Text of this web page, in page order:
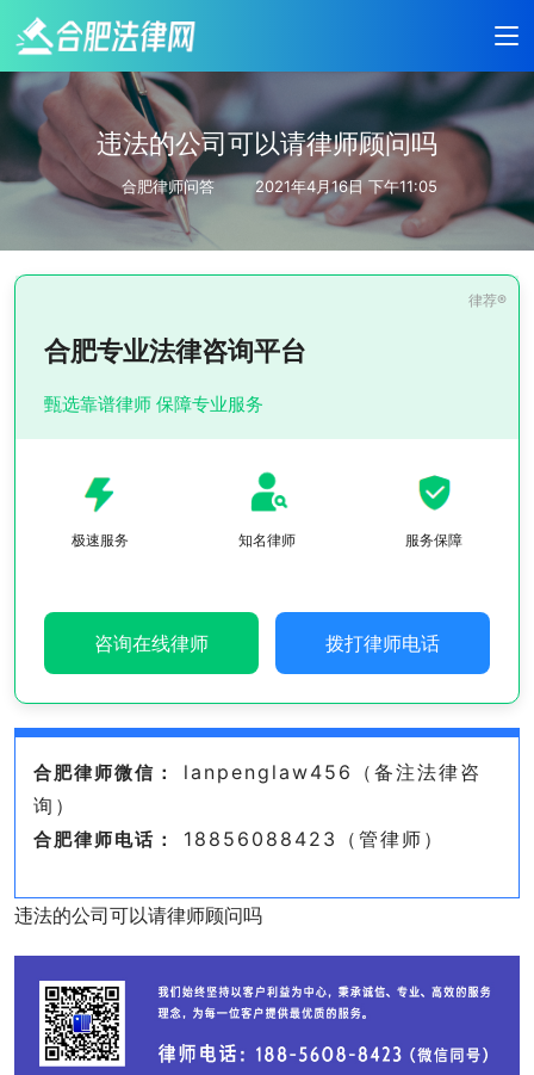
违法的公司可以请律师顾问吗
合肥律师问答 2021年4月16日 下午11:05
合肥专业法律咨询平台
甄选靠谱律师 保障专业服务
极速服务 知名律师 服务保障
咨询在线律师 拨打律师电话
合肥律师微信：
lanpenglaw456（备注法律咨
询）
合肥律师电话： 18856088423（管律师）
违法的公司可以请律师顾问吗